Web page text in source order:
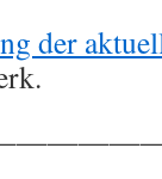
der